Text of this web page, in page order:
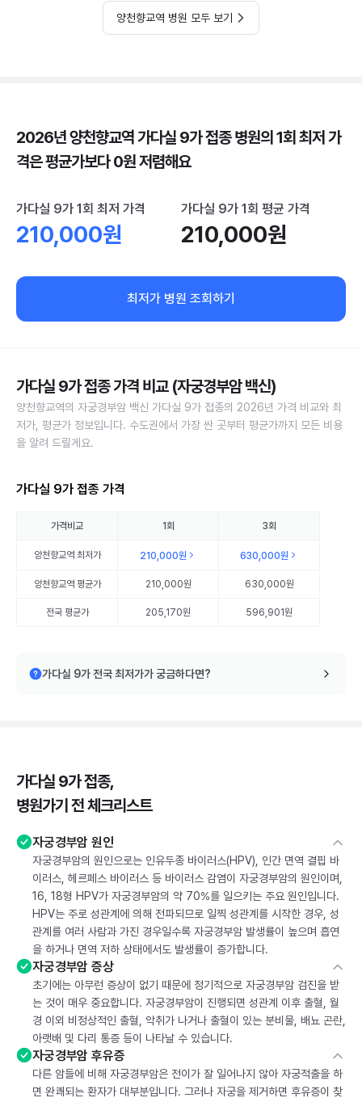
양천향교역 병원 모두 보기
2026년 양천향교역 가다실 9가 접종 병원의 1회 최저 가
격은 평균가보다 0원 저렴해요
가다실 9가 1회 최저 가격
210,000원
가다실 9가 1회 평균 가격
210,000원
최저가 병원 조회하기
가다실 9가 접종 가격 비교 (자궁경부암 백신)
양천향교역의 자궁경부암 백신 가다실 9가 접종의 2026년 가격 비교와 최
저가, 평균가 정보입니다. 수도권에서 가장 싼 곳부터 평균가까지 모든 비용
을 알려 드릴게요.
가다실 9가 접종 가격
가격비교 1회 3회
양천향교역최저가 210,000원 630,000원
양천향교역평균가 210,000원 630,000원
전국 평균가 205,170원 596,901원
가다실 9가 전국 최저가가 궁금하다면?
가다실 9가 접종,
병원가기 전 체크리스트
자궁경부암 원인
자궁경부암의 원인으로는 인유두종 바이러스(HPV), 인간 면역 결핍 바
이러스, 헤르페스 바이러스 등 바이러스 감염이 자궁경부암의 원인이며,
16, 18형 HPV가 자궁경부암의 약 70%를 일으키는 주요 원인입니다.
HPV는 주로 성관계에 의해 전파되므로 일찍 성관계를 시작한 경우, 성
관계를 여러 사람과 가진 경우일수록 자궁경부암 발생률이 높으며 흡연
을 하거나 면역 저하 상태에서도 발생률이 증가합니다.
자궁경부암 증상
초기에는 아무런 증상이 없기 때문에 정기적으로 자궁경부암 검진을 받
는 것이 매우 중요합니다. 자궁경부암이 진행되면 성관계 이후 출혈, 월
경 이외 비정상적인 출혈, 악취가 나거나 출혈이 있는 분비물, 배뇨 곤란,
아랫배 및 다리 통증 등이 나타날 수 있습니다.
자궁경부암 후유증
다른 암들에 비해 자궁경부암은 전이가 잘 일어나지 않아 자궁적출을 하
면 완쾌되는 환자가 대부분입니다. 그러나 자궁을 제거하면 후유증이 찾